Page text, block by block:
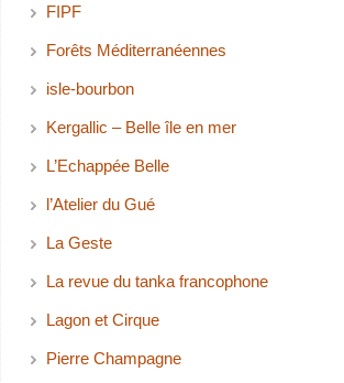
FIPF
Forêts Méditerranéennes
isle-bourbon
Kergallic – Belle île en mer
L’Echappée Belle
l’Atelier du Gué
La Geste
La revue du tanka francophone
Lagon et Cirque
Pierre Champagne